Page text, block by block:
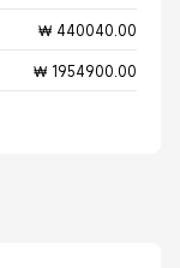
₩ 440040.00
₩ 1954900.00